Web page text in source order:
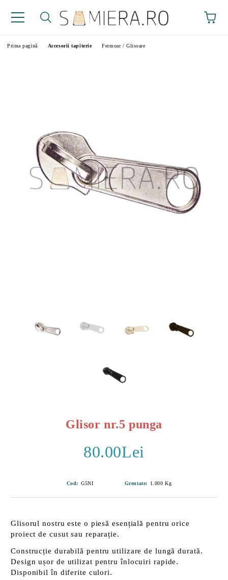
Prima pagină Accesorii tapiterie Fermoar / Glisoare
Glisor nr.5 punga
80.00Lei
Cod: G5NI Greutate: 1.000 Kg
Glisorul nostru este o piesă esențială pentru orice
proiect de cusut sau reparație.
Construcție durabilă pentru utilizare de lungă durată.
Designușor de utilizat pentru înlocuiri rapide.
Disponibil în diferite culori.